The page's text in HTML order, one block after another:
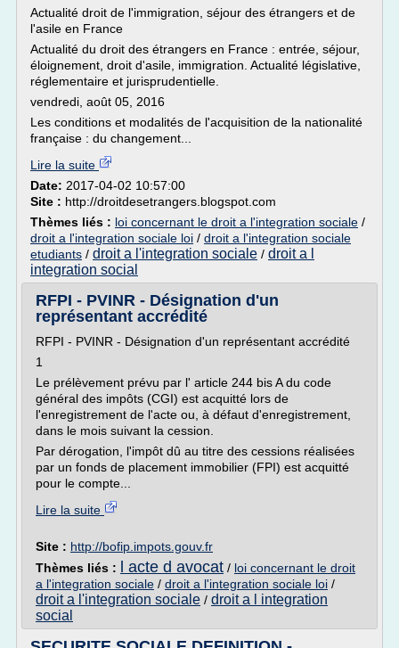
Actualité droit de l'immigration, séjour des étrangers et de
l'asile en France
Actualité du droit des étrangers en France : entrée, séjour,
éloignement, droit d'asile, immigration. Actualité législative,
réglementaire et jurisprudentielle.
vendredi, août 05, 2016
Les conditions et modalités de l'acquisition de la nationalité
française : du changement...
Lire la suite
Date: 2017-04-02 10:57:00
Site : http://droitdesetrangers.blogspot.com
Thèmes liés : loi concernant le droit a l'integration sociale /
droit a l'integration sociale loi / droit a l'integration sociale
etudiants / droit a l'integration sociale / droit a l
integration social
RFPI - PVINR - Désignation d'un
représentant accrédité
RFPI - PVINR - Désignation d'un représentant accrédité
1
Le prélèvement prévu par l' article 244 bis A du code
général des impôts (CGI) est acquitté lors de
l'enregistrement de l'acte ou, à défaut d'enregistrement,
dans le mois suivant la cession.
Par dérogation, l'impôt dû au titre des cessions réalisées
par un fonds de placement immobilier (FPI) est acquitté
pour le compte...
Lire la suite
Site : http://bofip.impots.gouv.fr
Thèmes liés :
l acte d avocat / loi concernant le droit
a l'integration sociale / droit a l'integration sociale loi /
droit a l'integration sociale / droit a l integration
social